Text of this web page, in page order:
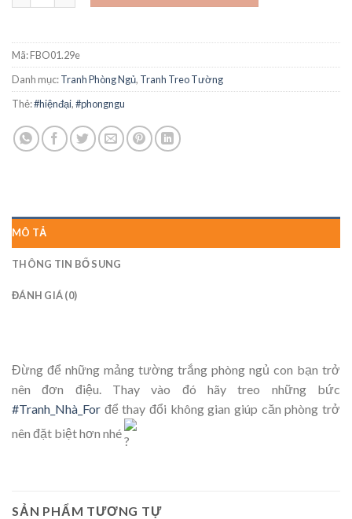
Mã:FBO01.29e
Danh mục:Tranh Phòng Ngủ, Tranh Treo Tường
Thẻ:#hiệnđại,#phongngu
MÔ TẢ
THÔNG TIN BỔ SUNG
ĐÁNH GIÁ (0)
Đừng để những mảng tường trắng phòng ngủ con bạn trở
nên đơn điệu. Thay vào đó hãy treo những bức
#Tranh_Nhà_For để thay đổi không gian giúp căn phòng trở
nên đặt biệt hơn nhé
SẢN PHẨM TƯƠNG TỰ